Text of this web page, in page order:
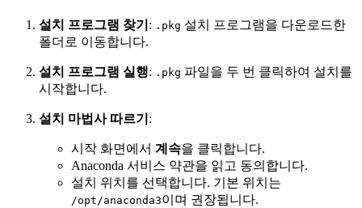
설치 프로그램 찾기 : .pkg 설치 프로그램을 다운로드한
폴더로 이동합니다.
설치 프로그램 실행: .pkg 파일을 두 번 클릭하여 설치를
시작합니다.
설치 마법사 따르기 :
시작 화면에서 계속을 클릭합니다.
Anaconda 서비스 약관을 읽고 동의합니다.
설치 위치를 선택합니다. 기본 위치는
/opt/anaconda3이며 권장됩니다.